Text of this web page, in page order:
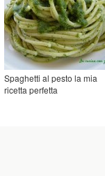
Spaghetti al pesto la mia
ricetta perfetta